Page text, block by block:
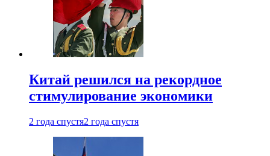
Китай решился на рекордное
стимулирование экономики
2 года спустя2 года спустя